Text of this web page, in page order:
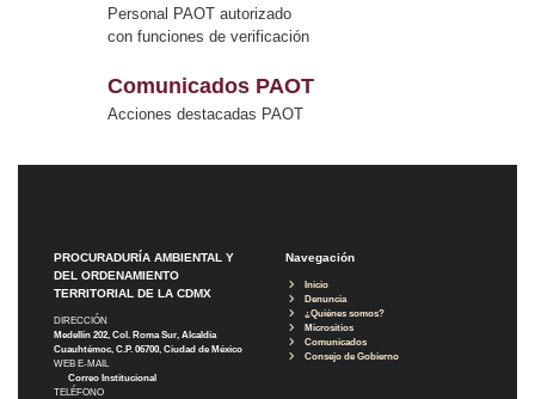
Personal PAOT autorizado
con funciones de verificación
Comunicados PAOT
Acciones destacadas PAOT
PROCURADURÍA AMBIENTAL Y
DEL ORDENAMIENTO
TERRITORIAL DE LA CDMX
DIRECCIÓN
Medellín 202, Col. Roma Sur, Alcaldía
Cuauhtémoc, C.P. 06700, Ciudad de México
WEB E-MAIL
Correo Institucional
TELÉFONO
Navegación
Inicio
Denuncia
¿Quiénes somos?
Micrositios
Comunicados
Consejo de Gobierno